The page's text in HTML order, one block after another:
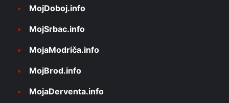
MojDoboj.info
MojSrbac.info
MojaModriča.info
MojBrod.info
MojaDerventa.info